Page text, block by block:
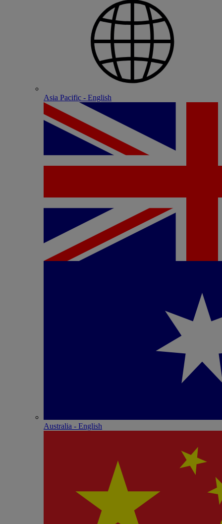
Asia Pacific - English
Australia - English